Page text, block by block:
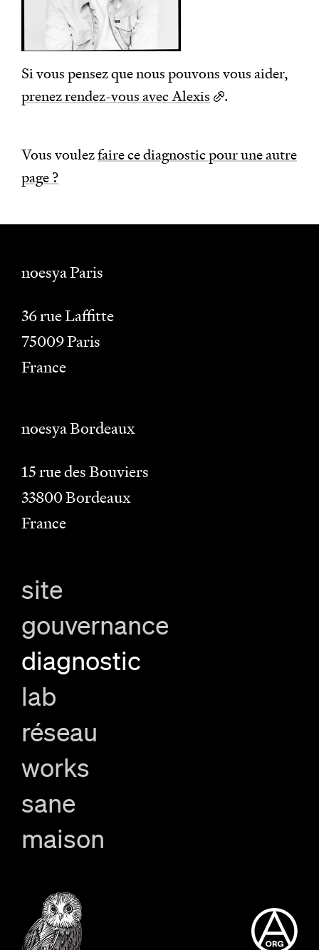
Si vous pensez que nous pouvons vous aider,
prenez rendez-vous avec Alexis
.
Vous voulezfaire ce diagnostic pour une autre
page ?
noesya Paris
36 rue Laffitte
75009Paris
France
noesya Bordeaux
15 rue des Bouviers
33800Bordeaux
France
site
gouvernance
diagnostic
lab
réseau
works
sane
maison